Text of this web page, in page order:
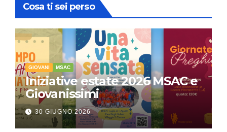
Cosa ti sei perso
GIOVANI MSAC
Iniziative estate 2026 MSAC e
Giovanissimi
30 GIUGNO 2026